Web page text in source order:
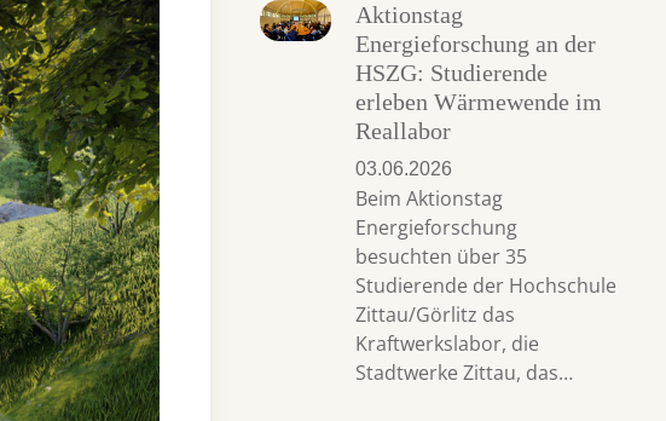
Aktionstag
Energieforschung an der
HSZG: Studierende
erleben Wärmewende im
Reallabor
03.06.2026
Beim Aktionstag
Energieforschung
besuchten über 35
Studierende der Hochschule
Zittau/Görlitz das
Kraftwerkslabor, die
Stadtwerke Zittau, das…